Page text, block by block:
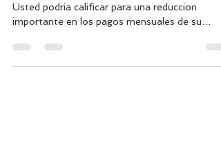
En Home Loan Specialists podemos ayudarle.
Usted podria calificar para una reduccion
importante en los pagos mensuales de su